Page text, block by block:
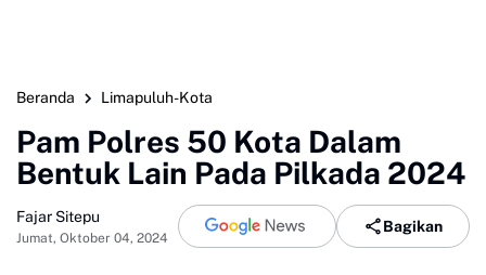
Beranda Limapuluh-Kota
Pam Polres 50 Kota Dalam
Bentuk Lain Pada Pilkada 2024
Fajar Sitepu
Jumat, Oktober 04, 2024
Bagikan